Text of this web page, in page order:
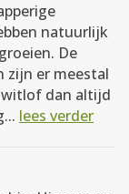
natuurlijk
De
zijn er meestal
witlof dan altijd
lees verder